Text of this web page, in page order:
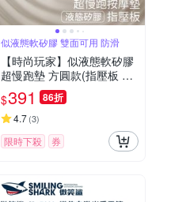
似液態軟矽膠 雙面可用 防滑
【時尚玩家】似液態軟矽膠
超慢跑墊 方圓款(指壓板 按
摩腳踏墊 腳底按摩)
$391 86折
4.7(3)
限時下殺 券